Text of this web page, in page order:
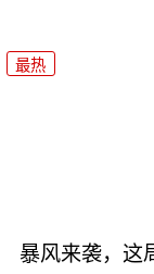
最热
暴风来袭，这